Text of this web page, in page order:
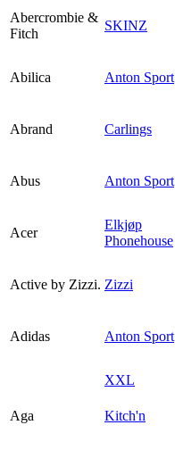
Magasin
Gavekort
Finn frem
Abercrombie &
Fitch
SKINZ
Abilica Anton Sport
Abrand Carlings
Abus Anton Sport
Acer
Elkjøp
Phonehouse
Active by Zizzi. Zizzi
Adidas Anton Sport
XXL
Aga
Kitch'n